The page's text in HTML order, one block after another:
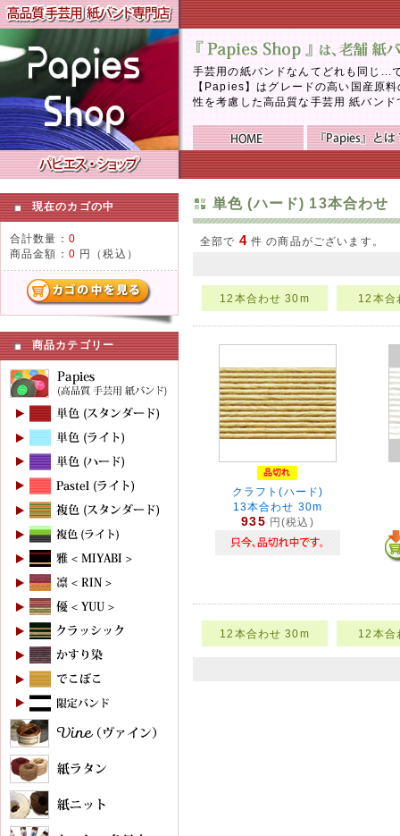
手芸用の紙バンドなんてどれも同じ...
【Papies】はグレードの高い国産原
性を考慮した高品質な手芸用 紙バン
現在のカゴの中
合計数量： 0
商品金額： 0 円（税込）
商品カテゴリー
単色 (ハード) 13本合わせ
全部で 4件 の商品がございます。
12本合わせ 30m 12本合
クラフト(ハード)
13本合わせ 30m
935 円(税込)
12本合わせ 30m 12本合